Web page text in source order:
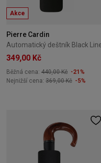
Akce
Pierre Cardin
349,00 Kč
Běžná cena: 440,00 Kč -21%
Nejnižší cena: 369,00 Kč -5%